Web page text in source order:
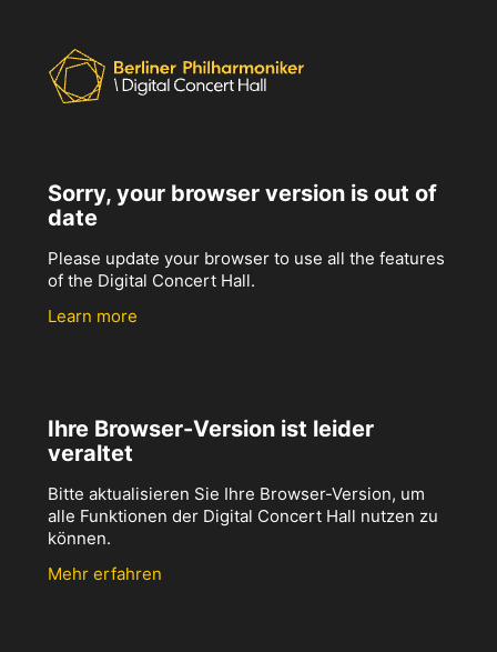
Sorry, your browser version is out of
date
Please update your browser to use all the features
of the Digital Concert Hall.
Learn more
Ihre Browser-Version ist leider
veraltet
Bitte aktualisieren Sie Ihre Browser-Version, um
alle Funktionen der Digital Concert Hall nutzen zu
können.
Mehr erfahren